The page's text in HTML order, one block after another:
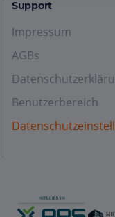
Support
Impressum
AGBs
Benutzerbereich